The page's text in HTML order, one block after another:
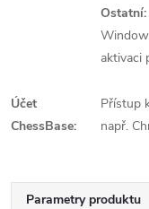
Ostatní:
aktivaci
Účet
ChessBase:
Přístup
např.
Parametry produktu